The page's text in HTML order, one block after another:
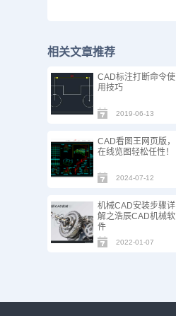
相关文章推荐
CAD标注打断命令使
用技巧
2019-06-13
CAD看图王网页版，
在线览图轻松任性！
2024-07-12
机械CAD安装步骤详
解之浩辰CAD机械软
件
2022-01-07